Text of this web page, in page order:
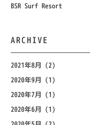
BSR Surf Resort
ARCHIVE
2021年8月 (2)
2020年9月 (1)
2020年7月 (1)
2020年6月 (1)